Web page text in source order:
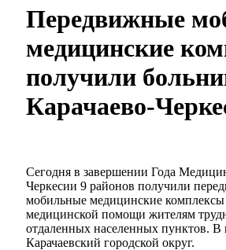
Передвижные
медицинские
получили
Карачаево-
Сегодня в завершении Года
Черкесии 9 районов получили
мобильные медицинские комплексы
медицинской помощи жителям
отдаленных населенных пунктов. В
Карачаевский городской округ.​